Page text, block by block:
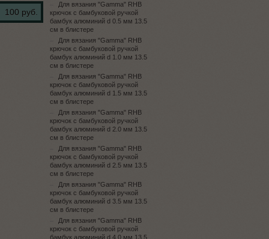
100 руб.
Для вязания "Gamma" RHB
крючок с бамбуковой ручкой
бамбук алюминий d 0.5 мм 13.5
см в блистере
Для вязания "Gamma" RHB
крючок с бамбуковой ручкой
бамбук алюминий d 1.0 мм 13.5
см в блистере
Для вязания "Gamma" RHB
крючок с бамбуковой ручкой
бамбук алюминий d 1.5 мм 13.5
см в блистере
Для вязания "Gamma" RHB
крючок с бамбуковой ручкой
бамбук алюминий d 2.0 мм 13.5
см в блистере
Для вязания "Gamma" RHB
крючок с бамбуковой ручкой
бамбук алюминий d 2.5 мм 13.5
см в блистере
Для вязания "Gamma" RHB
крючок с бамбуковой ручкой
бамбук алюминий d 3.5 мм 13.5
см в блистере
Для вязания "Gamma" RHB
крючок с бамбуковой ручкой
бамбук алюминий d 4.0 мм 13.5